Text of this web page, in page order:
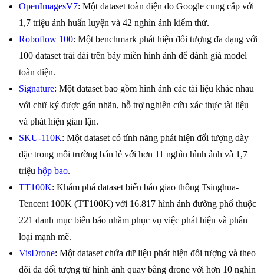
OpenImagesV7: Một dataset toàn diện do Google cung cấp với
1,7 triệu ảnh huấn luyện và 42 nghìn ảnh kiểm thử.
Roboflow 100: Một benchmark phát hiện đối tượng đa dạng với
100 dataset trải dài trên bảy miền hình ảnh để đánh giá model
toàn diện.
Signature: Một dataset bao gồm hình ảnh các tài liệu khác nhau
với chữ ký được gán nhãn, hỗ trợ nghiên cứu xác thực tài liệu
và phát hiện gian lận.
SKU-110K: Một dataset có tính năng phát hiện đối tượng dày
đặc trong môi trường bán lẻ với hơn 11 nghìn hình ảnh và 1,7
triệu hộp bao.
TT100K: Khám phá dataset biển báo giao thông Tsinghua-
Tencent 100K (TT100K) với 16.817 hình ảnh đường phố thuộc
221 danh mục biển báo nhằm phục vụ việc phát hiện và phân
loại mạnh mẽ.
VisDrone: Một dataset chứa dữ liệu phát hiện đối tượng và theo
dõi đa đối tượng từ hình ảnh quay bằng drone với hơn 10 nghìn